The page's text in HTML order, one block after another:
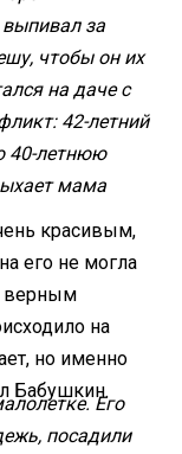
за
чтобы он их
на даче с
42-летний
40-летнюю
мама
красивым,
его не могла
верным
на
но именно
Бабушкин.
Его
посадили